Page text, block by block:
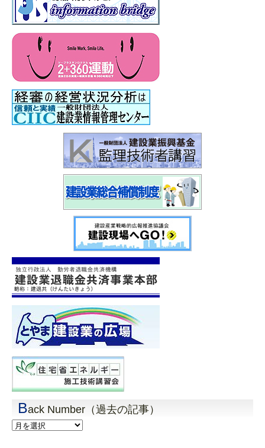
Back Number（過去の記事）
Back
Number（過